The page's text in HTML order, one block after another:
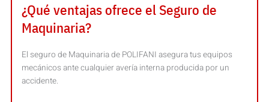
¿Qué ventajas ofrece el Seguro de
Maquinaria?
El seguro de Maquinaria de POLIFANI asegura tus equipos
mecánicos ante cualquier avería interna producida por un
accidente.